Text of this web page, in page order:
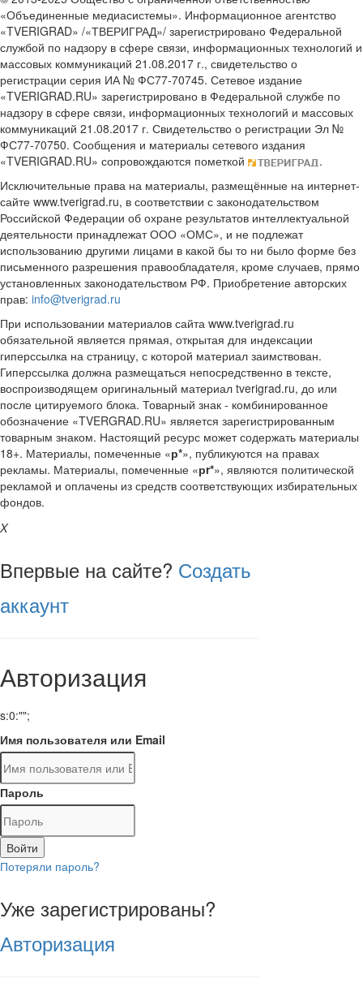
«Объединенные медиасистемы». Информационное агентство
«TVERIGRAD» /«ТВЕРИГРАД»/ зарегистрировано Федеральной
службой по надзору в сфере связи, информационных технологий и
массовых коммуникаций 21.08.2017 г., свидетельство о
регистрации серия ИА № ФС77-70745. Сетевое издание
«TVERIGRAD.RU» зарегистрировано в Федеральной службе по
надзору в сфере связи, информационных технологий и массовых
коммуникаций 21.08.2017 г. Свидетельство о регистрации Эл №
ФС77-70750. Сообщения и материалы сетевого издания
«TVERIGRAD.RU» сопровождаются пометкой
.
Исключительные права на материалы, размещённые на интернет-
сайте www.tverigrad.ru, в соответствии с законодательством
Российской Федерации об охране результатов интеллектуальной
деятельности принадлежат ООО «ОМС», и не подлежат
использованию другими лицами в какой бы то ни было форме без
письменного разрешения правообладателя, кроме случаев, прямо
установленных законодательством РФ. Приобретение авторских
прав: info@tverigrad.ru
При использовании материалов сайта www.tverigrad.ru
обязательной является прямая, открытая для индексации
гиперссылка на страницу, с которой материал заимствован.
Гиперссылка должна размещаться непосредственно в тексте,
воспроизводящем оригинальный материал tverigrad.ru, до или
после цитируемого блока. Товарный знак - комбинированное
обозначение «TVERGRAD.RU» является зарегистрированным
товарным знаком. Настоящий ресурс может содержать материалы
18+. Материалы, помеченные «р*», публикуются на правах
рекламы. Материалы, помеченные «рr*», являются политической
рекламой и оплачены из средств соответствующих избирательных
фондов.
X
Впервые на сайте? Создать
аккаунт
Авторизация
s:0:"";
Имя пользователя или Email
Пароль
Войти
Потеряли пароль?
Уже зарегистрированы?
Авторизация